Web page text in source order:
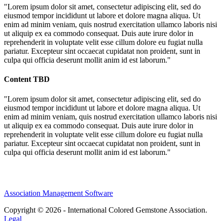
"Lorem ipsum dolor sit amet, consectetur adipiscing elit, sed do
eiusmod tempor incididunt ut labore et dolore magna aliqua. Ut
enim ad minim veniam, quis nostrud exercitation ullamco laboris nisi
ut aliquip ex ea commodo consequat. Duis aute irure dolor in
reprehenderit in voluptate velit esse cillum dolore eu fugiat nulla
pariatur. Excepteur sint occaecat cupidatat non proident, sunt in
culpa qui officia deserunt mollit anim id est laborum."
Content TBD
"Lorem ipsum dolor sit amet, consectetur adipiscing elit, sed do
eiusmod tempor incididunt ut labore et dolore magna aliqua. Ut
enim ad minim veniam, quis nostrud exercitation ullamco laboris nisi
ut aliquip ex ea commodo consequat. Duis aute irure dolor in
reprehenderit in voluptate velit esse cillum dolore eu fugiat nulla
pariatur. Excepteur sint occaecat cupidatat non proident, sunt in
culpa qui officia deserunt mollit anim id est laborum."
Association Management Software
Copyright © 2026 - International Colored Gemstone Association.
Legal